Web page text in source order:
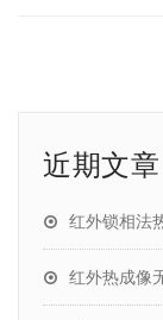
近期文章
红外锁相法
红外热成像